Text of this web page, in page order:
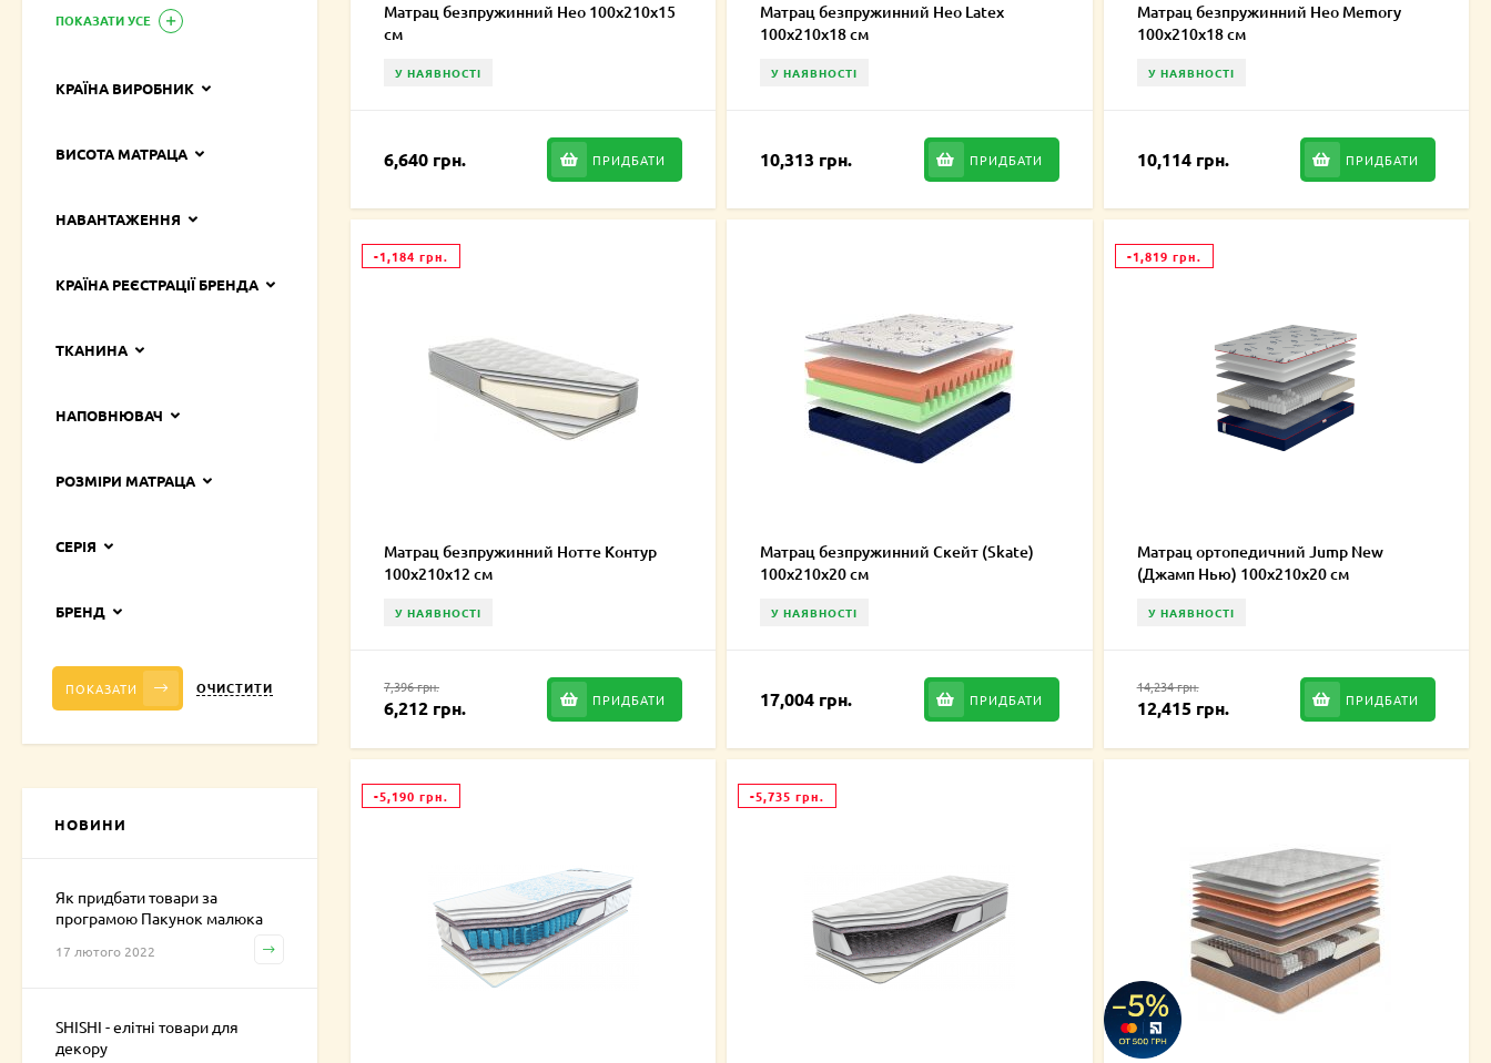
Матрац безпружинний Нео 100х210х15
см
У НАЯВНОСТІ
6,640 грн. ПРИДБАТИ
Матрац безпружинний Нео Latex
100х210х18 см
У НАЯВНОСТІ
10,313 грн. ПРИДБАТИ
Матрац безпружинний Нео Memory
100х210х18 см
У НАЯВНОСТІ
10,114 грн. ПРИДБАТИ
-1,184 грн.
Матрац безпружинний Нотте Контур
100х210х12 см
У НАЯВНОСТІ
7,396 грн.
6,212 грн. ПРИДБАТИ
Матрац безпружинний Скейт (Skate)
100х210х20 см
У НАЯВНОСТІ
17,004 грн. ПРИДБАТИ
-1,819 грн.
Матрац ортопедичний Jump New
(Джамп Нью) 100х210х20 см
У НАЯВНОСТІ
14,234 грн.
12,415 грн. ПРИДБАТИ
-5,190 грн. -5,735 грн.
ПОКАЗАТИ УСЕ
КРАЇНА ВИРОБНИК
ВИСОТА МАТРАЦА
НАВАНТАЖЕННЯ
КРАЇНА РЕЄСТРАЦІЇ БРЕНДА
ТКАНИНА
НАПОВНЮВАЧ
РОЗМІРИ МАТРАЦА
СЕРІЯ
БРЕНД
ПОКАЗАТИ ОЧИСТИТИ
НОВИНИ
Як придбати товари за
програмою Пакунок малюка
17 лютого 2022
SHISHI - елітні товари для
декору